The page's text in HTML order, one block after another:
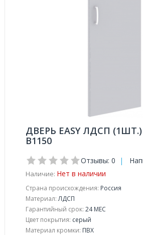
ДВЕРЬ EASY ЛДСП
В1150
Отзывы: 0 |
Наличие: Нет в наличии
Страна происхождения: Россия
Материал:ЛДСП
Гарантийный срок: 24 МЕС
Цвет покрытия: серый
Материал кромки: ПВХ